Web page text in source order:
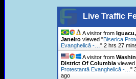
Live Traffic
A visitor from
Janeiroviewed "Biserica
Evanghelică -… " 2 hrs 27
A visitor from
District Of Columbiaviewed
Protestantă Evanghelică -… "
ago